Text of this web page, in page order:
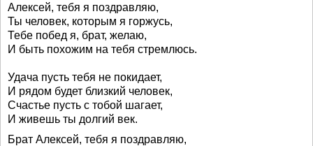
Алексей, тебя я поздравляю,
Ты человек, которым я горжусь,
Тебе побед я, брат, желаю,
И быть похожим на тебя стремлюсь.
Удача пусть тебя не покидает,
И рядом будет близкий человек,
Счастье пусть с тобой шагает,
И живешь ты долгий век.
Брат Алексей, тебя я поздравляю,